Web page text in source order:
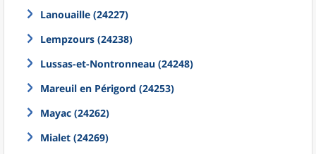
Lanouaille (24227)
Lempzours (24238)
Lussas-et-Nontronneau (24248)
Mareuil en Périgord (24253)
Mayac (24262)
Mialet (24269)